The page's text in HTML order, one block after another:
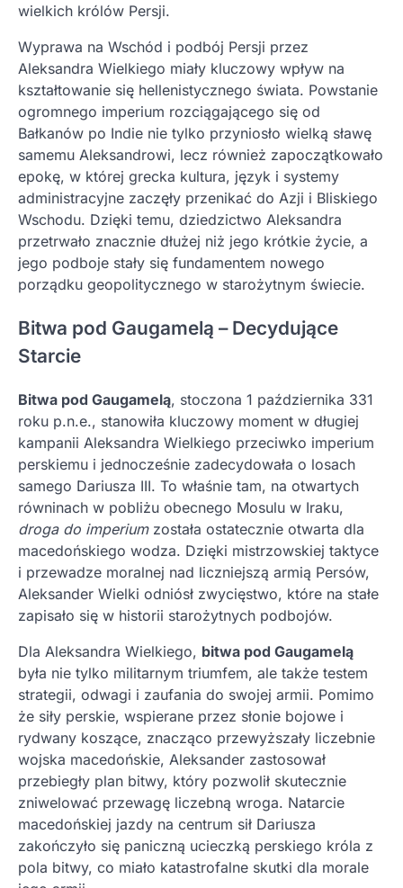
wielkich królów Persji.
Wyprawa na Wschód i podbój Persji przez
Aleksandra Wielkiego miały kluczowy wpływ na
kształtowanie się hellenistycznego świata. Powstanie
ogromnego imperium rozciągającego się od
Bałkanów po Indie nie tylko przyniosło wielką sławę
samemu Aleksandrowi, lecz również zapoczątkowało
epokę, w której grecka kultura, język i systemy
administracyjne zaczęły przenikać do Azji i Bliskiego
Wschodu. Dzięki temu, dziedzictwo Aleksandra
przetrwało znacznie dłużej niż jego krótkie życie, a
jego podboje stały się fundamentem nowego
porządku geopolitycznego w starożytnym świecie.
Bitwa pod Gaugamelą – Decydujące
Starcie
Bitwa pod Gaugamelą, stoczona 1 października 331
roku p.n.e., stanowiła kluczowy moment w długiej
kampanii Aleksandra Wielkiego przeciwko imperium
perskiemu i jednocześnie zadecydowała o losach
samego Dariusza III. To właśnie tam, na otwartych
równinach w pobliżu obecnego Mosulu w Iraku,
droga do imperiumzostała ostatecznie otwarta dla
macedońskiego wodza. Dzięki mistrzowskiej taktyce
i przewadze moralnej nad liczniejszą armią Persów,
Aleksander Wielki odniósł zwycięstwo, które na stałe
zapisało się w historii starożytnych podbojów.
Dla Aleksandra Wielkiego, bitwa pod Gaugamelą
była nie tylko militarnym triumfem, ale także testem
strategii, odwagi i zaufania do swojej armii. Pomimo
że siły perskie, wspierane przez słonie bojowe i
rydwany koszące, znacząco przewyższały liczebnie
wojska macedońskie, Aleksander zastosował
przebiegły plan bitwy, który pozwolił skutecznie
zniwelować przewagę liczebną wroga. Natarcie
macedońskiej jazdy na centrum sił Dariusza
zakończyło się paniczną ucieczką perskiego króla z
pola bitwy, co miało katastrofalne skutki dla morale